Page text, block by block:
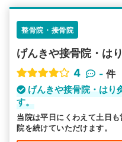
駅から探す
整骨院・接骨院
げんきや接骨院・は
4
- 件
げんきや接骨院・はり
す。
当院は平日にくわえて土日
院を続けていただけます。